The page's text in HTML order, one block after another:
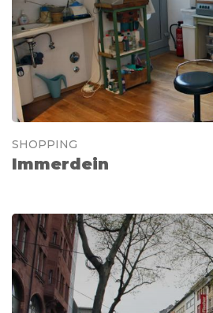
SHOPPING
Immerdein